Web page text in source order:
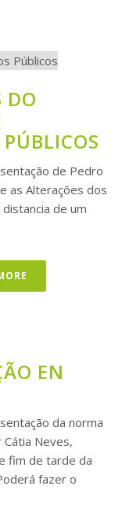
DO
de Pedro
as Alterações dos
de um
EN
da norma
Neves,
fim de tarde da
fazer o